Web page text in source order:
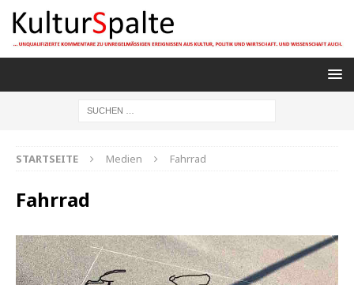
STARTSEITE Medien Fahrrad
Fahrrad